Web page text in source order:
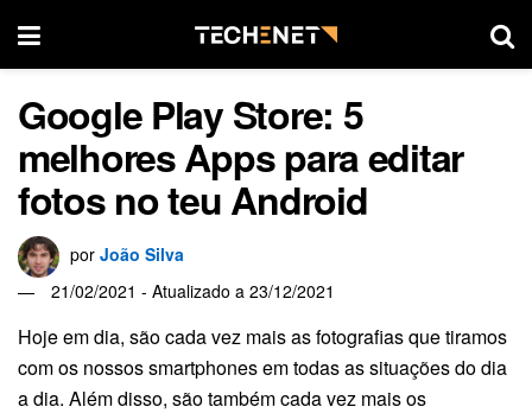
Google Play Store: 5
melhores Apps para editar
fotos no teu Android
por João Silva
21/02/2021 - Atualizado a 23/12/2021
Hoje em dia, são cada vez mais as fotografias que tiramos
com os nossos smartphones em todas as situações do dia
a dia. Além disso, são também cada vez mais os